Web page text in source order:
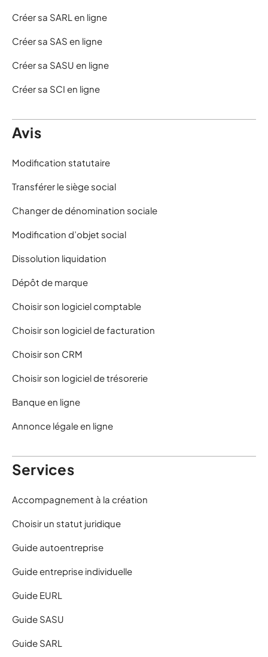
Créer sa SARL en ligne
Créer sa SAS en ligne
Créer sa SASU en ligne
Créer sa SCI en ligne
Avis
Modification statutaire
Transférer le siège social
Changer de dénomination sociale
Modification d’objet social
Dissolution liquidation
Dépôt de marque
Choisir son logiciel comptable
Choisir son logiciel de facturation
Choisir son CRM
Choisir son logiciel de trésorerie
Banque en ligne
Annonce légale en ligne
Services
Accompagnement à la création
Choisir un statut juridique
Guide autoentreprise
Guide entreprise individuelle
Guide EURL
Guide SASU
Guide SARL